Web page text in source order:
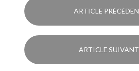
ARTICLE
ARTICLE SUIVANT